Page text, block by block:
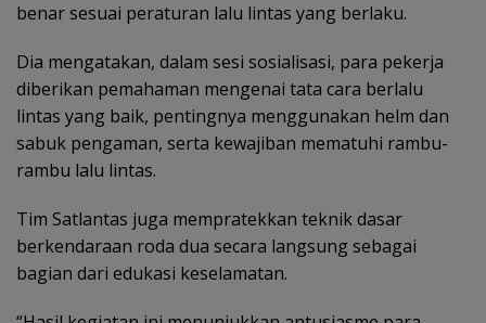
benar sesuai peraturan lalu lintas yang berlaku.
Dia mengatakan, dalam sesi sosialisasi, para pekerja
diberikan pemahaman mengenai tata cara berlalu
lintas yang baik, pentingnya menggunakan helm dan
sabuk pengaman, serta kewajiban mematuhi rambu-
rambu lalu lintas.
Tim Satlantas juga mempratekkan teknik dasar
berkendaraan roda dua secara langsung sebagai
bagian dari edukasi keselamatan.